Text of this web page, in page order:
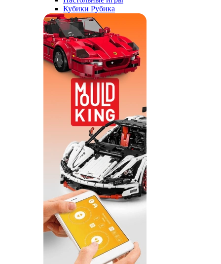
Кубики Рубика